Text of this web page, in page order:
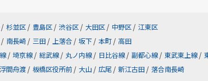
/ 杉並区 / 豊島区 / 渋谷区 / 大田区 / 中野区 / 江東区
/ 南長崎 / 三田 / 上落合 / 坂下 / 本町 / 高田
/ 埼京線 / 総武線 / 丸ノ内線 / 日比谷線 / 副都心線 / 東武東上線 /
浮間舟渡 / 板橋区役所前 / 大山 / 広尾 / 新江古田 / 落合南長崎